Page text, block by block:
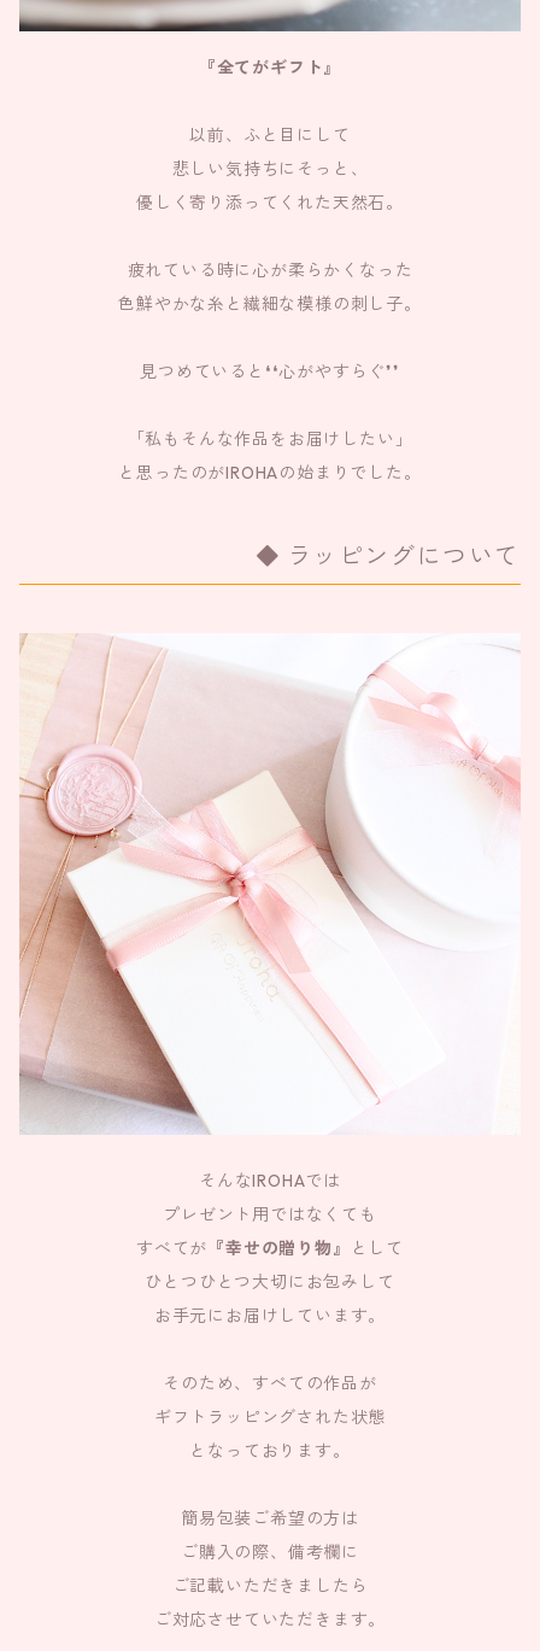
『全てがギフト』
以前、ふと目にして
悲しい気持ちにそっと、
優しく寄り添ってくれた天然石。
疲れている時に心が柔らかくなった
色鮮やかな糸と繊細な模様の刺し子。
見つめていると❛❛心がやすらぐ❜❜
「私もそんな作品をお届けしたい」
と思ったのがIROHAの始まりでした。
ラッピングについて
そんなIROHAでは
プレゼント用ではなくても
すべてが 『幸せの贈り物』
として
ひとつひとつ大切にお包みして
お手元にお届けしています。
そのため、すべての作品が
ギフトラッピングされた状態
となっております。
簡易包装ご希望の方は
ご購入の際、備考欄に
ご記載いただきましたら
ご対応させていただきます。